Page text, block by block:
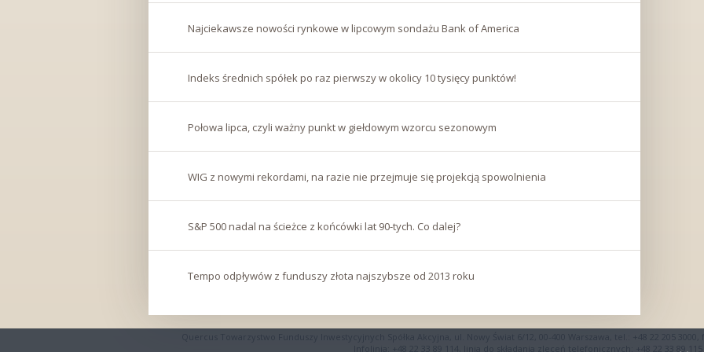
Najciekawsze nowości rynkowe w lipcowym sondażu Bank of America
Indeks średnich spółek po raz pierwszy w okolicy 10 tysięcy punktów!
Połowa lipca, czyli ważny punkt w giełdowym wzorcu sezonowym
WIG z nowymi rekordami, na razie nie przejmuje się projekcją spowolnienia
S&P 500 nadal na ścieżce z końcówki lat 90-tych. Co dalej?
Tempo odpływów z funduszy złota najszybsze od 2013 roku
Quercus Towarzystwo Funduszy Inwestycyjnych Spółka Akcyjna, ul. Nowy Świat 6/12, 00-400 Warszawa, tel.: +48 22 205 3000,
Infolinia: +48 22 33 89 114, linia do składania zleceń telefonicznych: +48 22 33 89 115